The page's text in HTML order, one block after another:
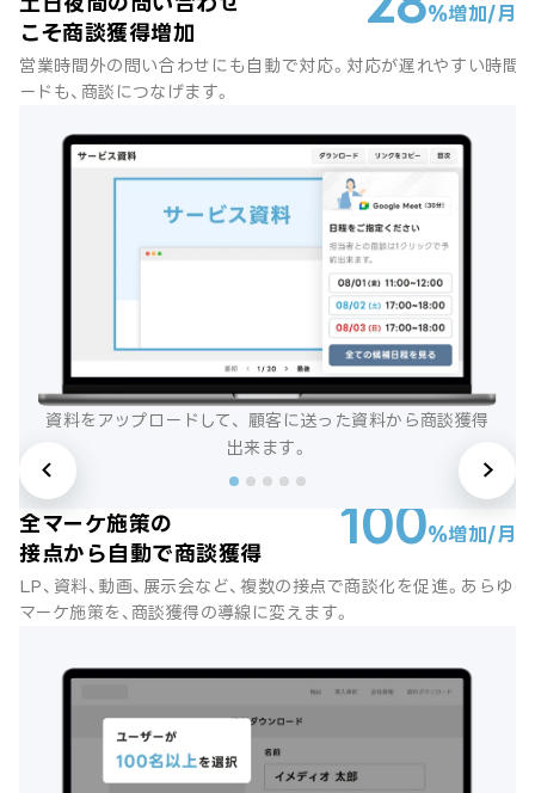
こそ商談獲得増加
営業時間外の問い合わせにも自動で対応。対応が遅れやすい時間
ードも、商談につなげます。
%増加/月
全マーケ施策の
接点から自動で商談獲得
LP、資料、動画、展示会など、複数の接点で商談化を促進。あらゆる
マーケ施策を、商談獲得の導線に変えます。
100%増加/月
資料をアップロードして、
顧客に送った資料から商談獲得
出来ます。